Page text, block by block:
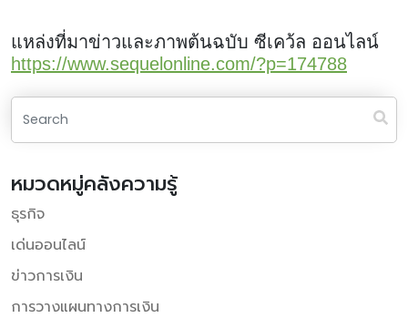
แหล่งที่มาข่าวและภาพต้นฉบับ ซีเคว้ล ออนไลน์
https://www.sequelonline.com/?p=174788
หมวดหมู่คลังความรู้
ธุรกิจ
เด่นออนไลน์
ข่าวการเงิน
การวางแผนทางการเงิน